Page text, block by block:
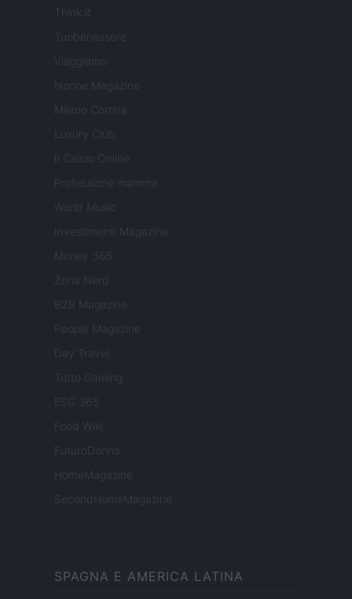
Think.it
Tuobenessere
Viaggiamo
Nonne Magazine
Milano Cortina
Luxury Club
Il Calcio Online
Professione mamma
World Music
Investimenti Magazine
Money 365
Zona Nerd
B2B Magazine
People Magazine
Day Travel
Tutto Gaming
ESG 365
Food Wiki
FuturoDonna
HomeMagazine
SecondHomeMagazine
SPAGNA E AMERICA LATINA